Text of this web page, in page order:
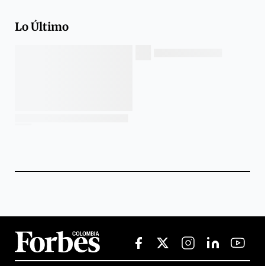
Lo Último